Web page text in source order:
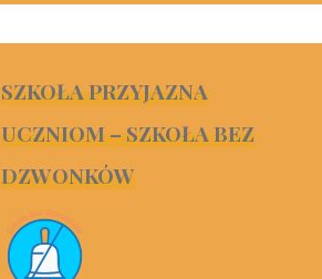
SZKOŁA PRZYJAZNA
UCZNIOM – SZKOŁA BEZ
DZWONKÓW